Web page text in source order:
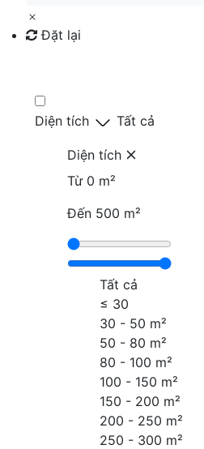
Đặt lại
Diện tích Tất cả
Diện tích
Từ 0 m²
Đến 500 m²
Tất cả
≤ 30
30 - 50 m²
50 - 80 m²
80 - 100 m²
100 - 150 m²
150 - 200 m²
200 - 250 m²
250 - 300 m²